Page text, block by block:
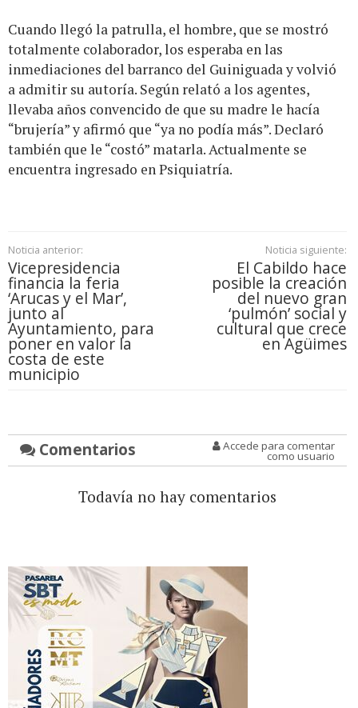
Cuando llegó la patrulla, el hombre, que se mostró
totalmente colaborador, los esperaba en las
inmediaciones del barranco del Guiniguada y volvió
a admitir su autoría. Según relató a los agentes,
llevaba años convencido de que su madre le hacía
“brujería” y afirmó que “ya no podía más”. Declaró
también que le “costó” matarla. Actualmente se
encuentra ingresado en Psiquiatría.
Noticia anterior:
Vicepresidencia
financia la feria
‘Arucas y el Mar’,
junto al
Ayuntamiento, para
poner en valor la
costa de este
municipio
Noticia siguiente:
El Cabildo hace
posible la creación
del nuevo gran
‘pulmón’ social y
cultural que crece
en Agüimes
Comentarios Accede para comentar
como usuario
Todavía no hay comentarios